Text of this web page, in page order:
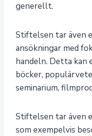
generellt. ​ ​
Stiftelsen tar även
ansökningar med
handeln. Detta kan
böcker,
seminarium,
Stiftelsen tar även
som exempelvis